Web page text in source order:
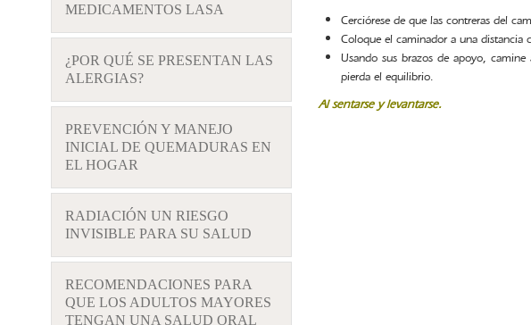
MEDICAMENTOS LASA
¿POR QUÉ SE PRESENTAN LAS
ALERGIAS?
PREVENCIÓN Y MANEJO
INICIAL DE QUEMADURAS EN
EL HOGAR
RADIACIÓN UN RIESGO
INVISIBLE PARA SU SALUD
RECOMENDACIONES PARA
QUE LOS ADULTOS MAYORES
TENGAN UNA SALUD ORAL
Cerciórese de que las contreras del
Coloque el caminador a una distancia
Usando sus brazos de apoyo,
pierda el equilibrio.
Al sentarse y levantarse.